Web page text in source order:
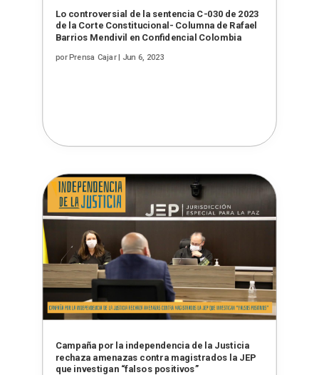
Lo controversial de la sentencia C-030 de 2023
de la Corte Constitucional- Columna de Rafael
Barrios Mendivil en Confidencial Colombia
porPrensa Cajar| Jun 6, 2023
Campaña por la independencia de la Justicia
rechaza amenazas contra magistrados la JEP
que investigan “falsos positivos”